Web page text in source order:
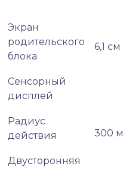
Экран
родительского
блока
6,1 см
Сенсорный
дисплей
Радиус
действия
300 м
Двусторонняя